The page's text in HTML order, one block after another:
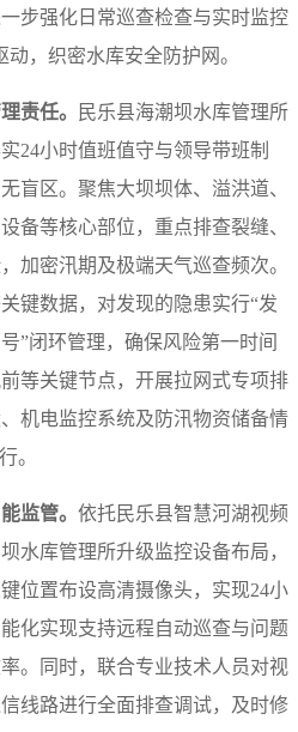
步强化日常巡查检查与实时监控
，织密水库安全防护网。
责任。
民乐县海潮坝水库管理所
24小时值班值守与领导带班制
盲区。聚焦大坝坝体、溢洪道、
备等核心部位，重点排查裂缝、
加密汛期及极端天气巡查频次。
键数据，对发现的隐患实行“发
闭环管理，确保风险第一时间
等关键节点，开展拉网式专项排
机电监控系统及防汛物资储备情
。
监管。 依托民乐县智慧河湖视频
水库管理所升级监控设备布局，
位置布设高清摄像头，实现24小
化实现支持远程自动巡查与问题
。同时，联合专业技术人员对视
线路进行全面排查调试，及时修